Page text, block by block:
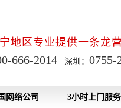
地区专业提供一条龙
666-2014 深圳： 0755-
网络公司 3小时上门服务